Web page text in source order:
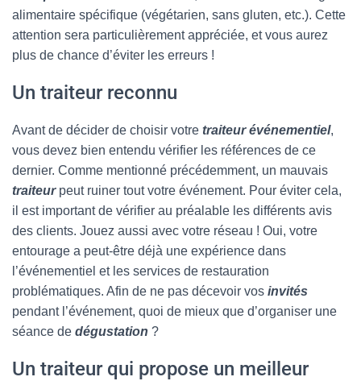
alimentaire spécifique (végétarien, sans gluten, etc.). Cette
attention sera particulièrement appréciée, et vous aurez
plus de chance d’éviter les erreurs !
Un traiteur reconnu
Avant de décider de choisir votre traiteur événementiel,
vous devez bien entendu vérifier les références de ce
dernier. Comme mentionné précédemment, un mauvais
traiteurpeut ruiner tout votre événement. Pour éviter cela,
il est important de vérifier au préalable les différents avis
des clients. Jouez aussi avec votre réseau ! Oui, votre
entourage a peut-être déjà une expérience dans
l’événementiel et les services de restauration
problématiques. Afin de ne pas décevoir vos invités
pendant l’événement, quoi de mieux que d’organiser une
séance de dégustation ?
Un traiteur qui propose un meilleur